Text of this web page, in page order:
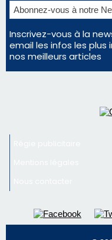
Inscrivez-vous à la
email les infos les
nos meilleurs articles